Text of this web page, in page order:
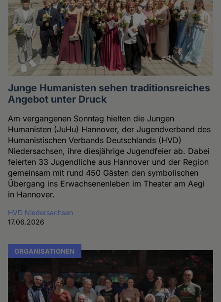
Junge Humanisten sehen traditionsreiches
Angebot unter Druck
Am vergangenen Sonntag hielten die Jungen
Humanisten (JuHu) Hannover, der Jugendverband des
Humanistischen Verbands Deutschlands (HVD)
Niedersachsen, ihre diesjährige Jugendfeier ab. Dabei
feierten 33 Jugendliche aus Hannover und der Region
gemeinsam mit rund 450 Gästen den symbolischen
Übergang ins Erwachsenenleben im Theater am Aegi
in Hannover.
HVD Niedersachsen
17.06.2026
ORGANISATIONEN